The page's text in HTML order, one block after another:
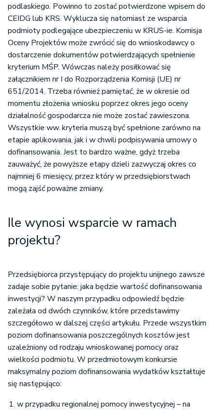
podlaskiego. Powinno to zostać potwierdzone wpisem do
CEIDG lub KRS. Wyklucza się natomiast ze wsparcia
podmioty podlegające ubezpieczeniu w KRUS-ie. Komisja
Oceny Projektów może zwrócić się do wnioskodawcy o
dostarczenie dokumentów potwierdzających spełnienie
kryterium MŚP. Wówczas należy posiłkować się
załącznikiem nr I do Rozporządzenia Komisji (UE) nr
651/2014. Trzeba również pamiętać, że w okresie od
momentu złożenia wniosku poprzez okres jego oceny
działalność gospodarcza nie może zostać zawieszona.
Wszystkie ww. kryteria muszą być spełnione zarówno na
etapie aplikowania, jak i w chwili podpisywania umowy o
dofinansowania. Jest to bardzo ważne, gdyż trzeba
zauważyć, że powyższe etapy dzieli zazwyczaj okres co
najmniej 6 miesięcy, przez który w przedsiębiorstwach
mogą zajść poważne zmiany.
Ile wynosi wsparcie w ramach
projektu?
Przedsiębiorca przystępujący do projektu unijnego zawsze
zadaje sobie pytanie: jaka będzie wartość dofinansowania
inwestycji? W naszym przypadku odpowiedź będzie
zależała od dwóch czynników, które przedstawimy
szczegółowo w dalszej części artykułu. Przede wszystkim
poziom dofinansowania poszczególnych kosztów jest
uzależniony od rodzaju wnioskowanej pomocy oraz
wielkości podmiotu. W przedmiotowym konkursie
maksymalny poziom dofinansowania wydatków kształtuje
się następująco:
w przypadku regionalnej pomocy inwestycyjnej – na